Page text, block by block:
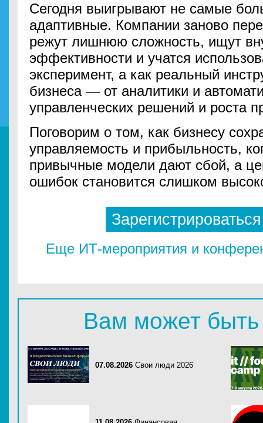
Сегодня выигрывают не самые
адаптивные. Компании заново
режут лишнюю сложность, ищут
эффективности и учатся
эксперимент, а как реальный
бизнеса — от аналитики и
управленческих решений и роста
Поговорим о том, как бизнесу
управляемость и прибыльность,
привычные модели дают сбой, а
ошибок становится слишком
Еще ИТ-мероприятия и
Вам может быть
07.08.2026 Свои люди 2026